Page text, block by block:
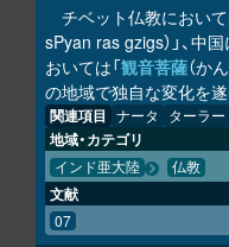
チベット仏教において
sPyan ras gzigs）」、中
おいては「観音菩薩（か
の地域で独自な変化を
関連項目 ナータ ターラー
地域・カテゴリ
インド亜大陸 仏教
文献
07